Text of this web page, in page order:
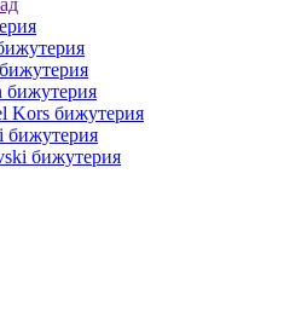
бижутерия
Kors бижутерия
бижутерия
бижутерия